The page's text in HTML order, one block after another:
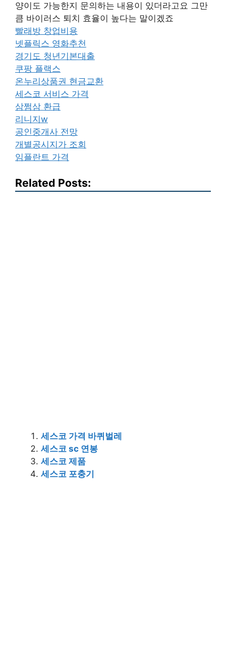
양이도 가능한지 문의하는 내용이 있더라고요 그만
큼 바이러스 퇴치 효율이 높다는 말이겠죠
빨래방 창업비용
넷플릭스 영화추천
경기도 청년기본대출
쿠팡 플랙스
온누리상품권 현금교환
세스코 서비스 가격
삼쩜삼 환급
리니지w
공인중개사 전망
개별공시지가 조회
임플란트 가격
Related Posts:
세스코 가격 바퀴벌레
세스코 sc 연봉
세스코 제품
세스코 포충기